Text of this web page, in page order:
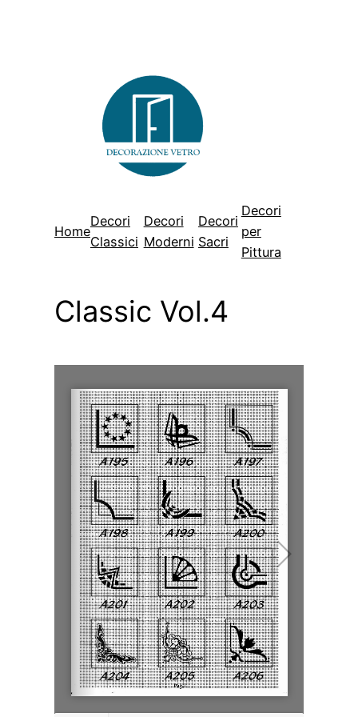
Home
Decori
Classici
Decori
Moderni
Decori
Sacri
Decori
per
Pittura
Classic Vol.4